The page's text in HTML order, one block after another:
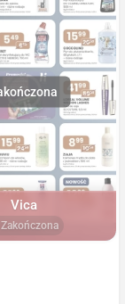
Vica
Zakończona